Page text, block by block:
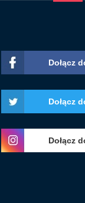
Dołącz
Dołącz
Dołącz